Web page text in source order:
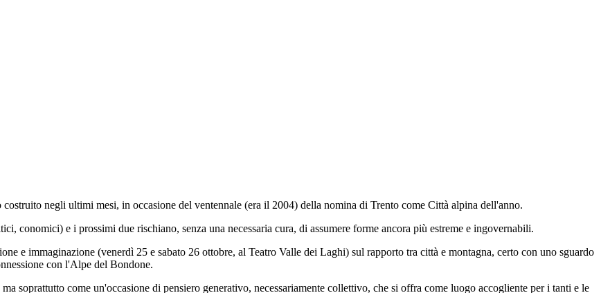
negli ultimi mesi, in occasione del ventennale (era il 2004) della nomina di Trento come Città alpina dell'anno.
conomici) e i prossimi due rischiano, senza una necessaria cura, di assumere forme ancora più estreme e ingovernabili.
e immaginazione (venerdì 25 e sabato 26 ottobre, al Teatro Valle dei Laghi) sul rapporto tra città e montagna, certo con uno sguardo
con l'Alpe del Bondone.
soprattutto come un'occasione di pensiero generativo, necessariamente collettivo, che si offra come luogo accogliente per i tanti e le